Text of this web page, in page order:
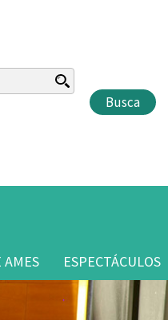
AMES ESPECTÁCULOS